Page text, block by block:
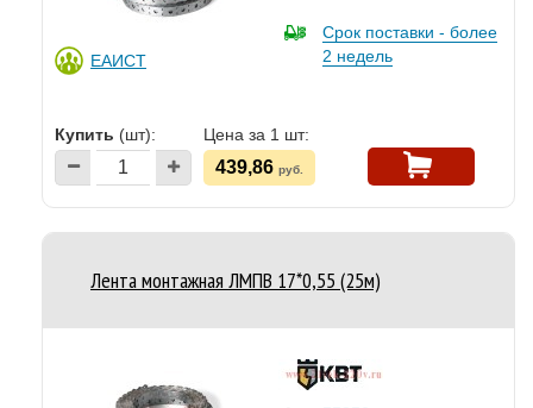
ЕАИСТ
Срок поставки - более
2 недель
Купить (шт): Цена за 1 шт:
439,86 руб.
Лента монтажная ЛМПВ 17*0,55 (25м)